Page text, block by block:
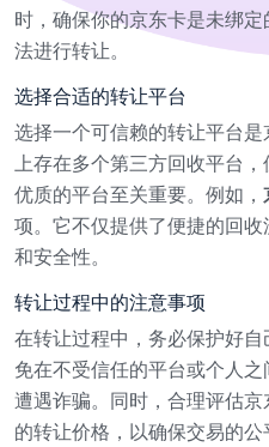
时，确保你的京东卡是未绑
法进行转让。
选择合适的转让平台
选择一个可信赖的转让平台
上存在多个第三方回收平台
优质的平台至关重要。例如，
项。它不仅提供了便捷的回
和安全性。
转让过程中的注意事项
在转让过程中，务必保护好
免在不受信任的平台或个人
遭遇诈骗。同时，合理评估
的转让价格，以确保交易的公